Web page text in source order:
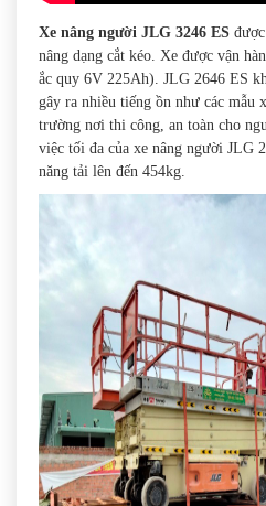
Xe nâng người JLG 3246 ES
nâng dạng cắt kéo. Xe được vận
ắc quy 6V 225Ah). JLG 2646 ES
gây ra nhiều tiếng ồn như các mẫu
trường nơi thi công, an toàn cho
việc tối đa của xe nâng người JLG
năng tải lên đến 454kg.